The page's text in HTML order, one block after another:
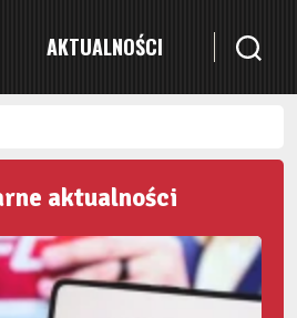
AKTUALNOŚCI
aktualności